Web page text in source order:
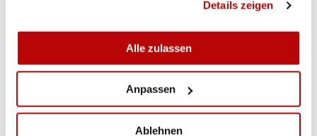
Details zeigen
Alle zulassen
Anpassen
Ablehnen